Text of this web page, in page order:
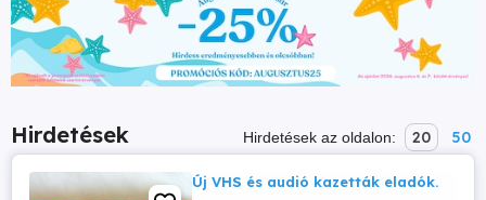
Hirdetések Hirdetések az oldalon: 20 50
Új VHS és audió kazetták eladók.